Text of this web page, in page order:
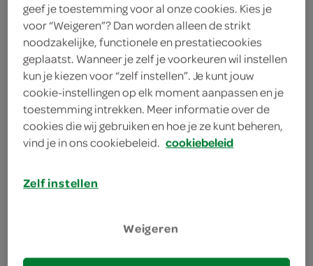
kies je winkel
bereiden
deel op twitter
deel op facebook
zonnebloemolie, een snuf zout en het water tot
geef je toestemming voor al onze cookies. Kies je
voor “Weigeren”? Dan worden alleen de strikt
noodzakelijke, functionele en prestatiecookies
geplaatst. Wanneer je zelf je voorkeuren wil instellen
kun je kiezen voor “zelf instellen”. Je kunt jouw
cookie-instellingen op elk moment aanpassen en je
toestemming intrekken. Meer informatie over de
cookies die wij gebruiken en hoe je ze kunt beheren,
vind je in ons cookiebeleid. cookiebeleid
Zelf instellen
Weigeren